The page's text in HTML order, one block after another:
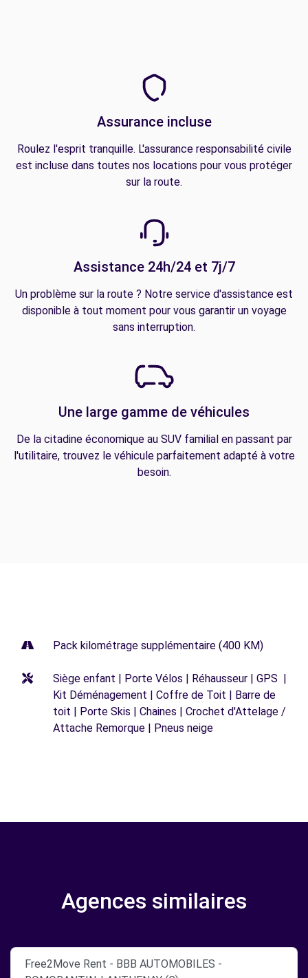
Assurance incluse
Roulez l'esprit tranquille. L'assurance responsabilité civile
est incluse dans toutes nos locations pour vous protéger
sur la route.
Assistance 24h/24 et 7j/7
Un problème sur la route ? Notre service d'assistance est
disponible à tout moment pour vous garantir un voyage
sans interruption.
Une large gamme de véhicules
De la citadine économique au SUV familial en passant par
l'utilitaire, trouvez le véhicule parfaitement adapté à votre
besoin.
Pack kilométrage supplémentaire (400 KM)
Siège enfant | Porte Vélos | Réhausseur | GPS |
Kit Déménagement | Coffre de Toit | Barre de
toit | Porte Skis | Chaines | Crochet d'Attelage /
Attache Remorque | Pneus neige
Agences similaires
Free2Move Rent - BBB AUTOMOBILES -